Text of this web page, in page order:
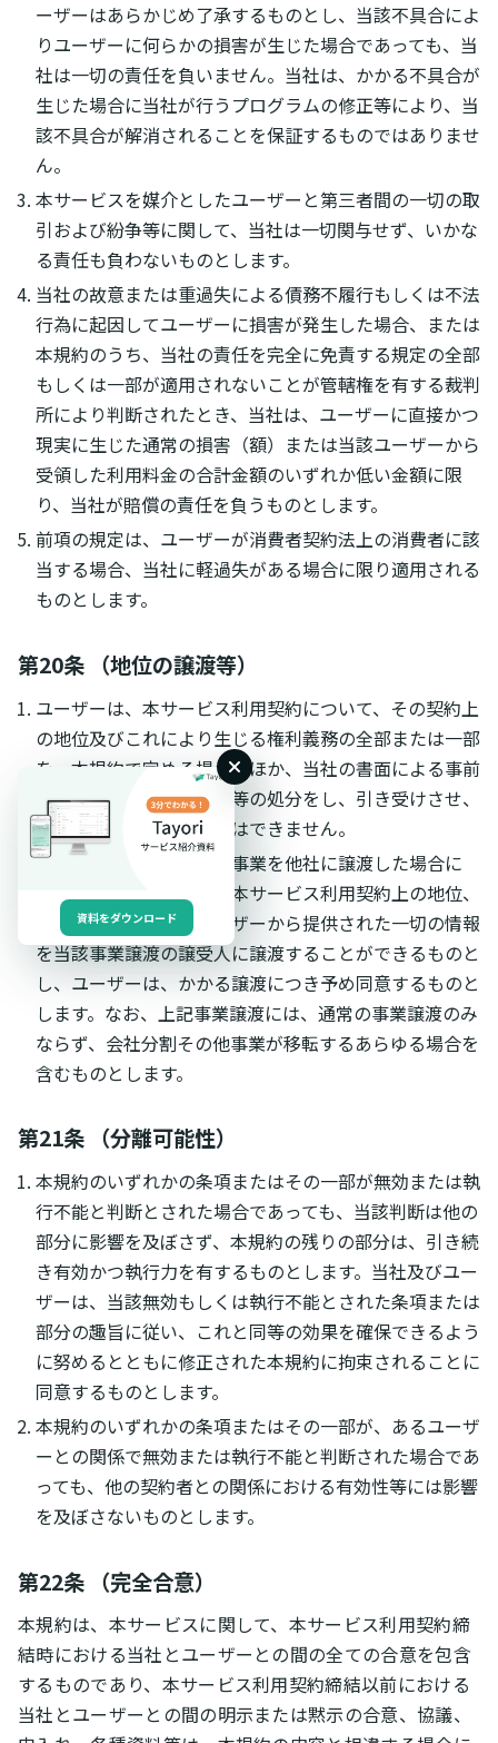
ーザーはあらかじめ了承するものとし、当該不具合によ
りユーザーに何らかの損害が生じた場合であっても、当
社は一切の責任を負いません。当社は、かかる不具合が
生じた場合に当社が行うプログラムの修正等により、当
該不具合が解消されることを保証するものではありませ
ん。
本サービスを媒介としたユーザーと第三者間の一切の取
引および紛争等に関して、当社は一切関与せず、いかな
る責任も負わないものとします。
当社の故意または重過失による債務不履行もしくは不法
行為に起因してユーザーに損害が発生した場合、または
本規約のうち、当社の責任を完全に免責する規定の全部
もしくは一部が適用されないことが管轄権を有する裁判
所により判断されたとき、当社は、ユーザーに直接かつ
現実に生じた通常の損害（額）または当該ユーザーから
受領した利用料金の合計金額のいずれか低い金額に限
り、当社が賠償の責任を負うものとします。
前項の規定は、ユーザーが消費者契約法上の消費者に該
当する場合、当社に軽過失がある場合に限り適用される
ものとします。
第20条 （地位の譲渡等）
ユーザーは、本サービス利用契約について、その契約上
の地位及びこれにより生じる権利義務の全部または一部
を、本規約で定める場合のほか、当社の書面による事前
の承諾なく第三者に譲渡等の処分をし、引き受けさせ、
または担保に供することはできません。
当社が本サービスに係る事業を他社に譲渡した場合に
は、当該事業譲渡に伴い本サービス利用契約上の地位、
権利及び義務並びにユーザーから提供された一切の情報
を当該事業譲渡の譲受人に譲渡することができるものと
し、ユーザーは、かかる譲渡につき予め同意するものと
します。なお、上記事業譲渡には、通常の事業譲渡のみ
ならず、会社分割その他事業が移転するあらゆる場合を
含むものとします。
第21条 （分離可能性）
本規約のいずれかの条項またはその一部が無効または執
行不能と判断とされた場合であっても、当該判断は他の
部分に影響を及ぼさず、本規約の残りの部分は、引き続
き有効かつ執行力を有するものとします。当社及びユー
ザーは、当該無効もしくは執行不能とされた条項または
部分の趣旨に従い、これと同等の効果を確保できるよう
に努めるとともに修正された本規約に拘束されることに
同意するものとします。
本規約のいずれかの条項またはその一部が、あるユーザ
ーとの関係で無効または執行不能と判断された場合であ
っても、他の契約者との関係における有効性等には影響
を及ぼさないものとします。
第22条 （完全合意）
本規約は、本サービスに関して、本サービス利用契約締
結時における当社とユーザーとの間の全ての合意を包含
するものであり、本サービス利用契約締結以前における
当社とユーザーとの間の明示または黙示の合意、協議、
資料をダウンロード